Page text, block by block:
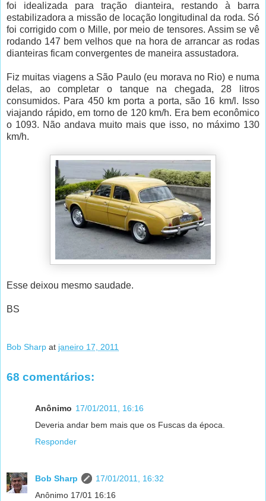
foi idealizada para tração dianteira, restando à barra
estabilizadora a missão de locação longitudinal da roda. Só
foi corrigido com o Mille, por meio de tensores. Assim se vê
rodando 147 bem velhos que na hora de arrancar as rodas
dianteiras ficam convergentes de maneira assustadora.
Fiz muitas viagens a São Paulo (eu morava no Rio) e numa
delas, ao completar o tanque na chegada, 28 litros
consumidos. Para 450 km porta a porta, são 16 km/l. Isso
viajando rápido, em torno de 120 km/h. Era bem econômico
o 1093. Não andava muito mais que isso, no máximo 130
km/h.
Esse deixou mesmo saudade.
BS
Bob Sharp at janeiro 17, 2011
68 comentários:
Anônimo 17/01/2011, 16:16
Deveria andar bem mais que os Fuscas da época.
Responder
Bob Sharp
17/01/2011, 16:32
Anônimo 17/01 16:16